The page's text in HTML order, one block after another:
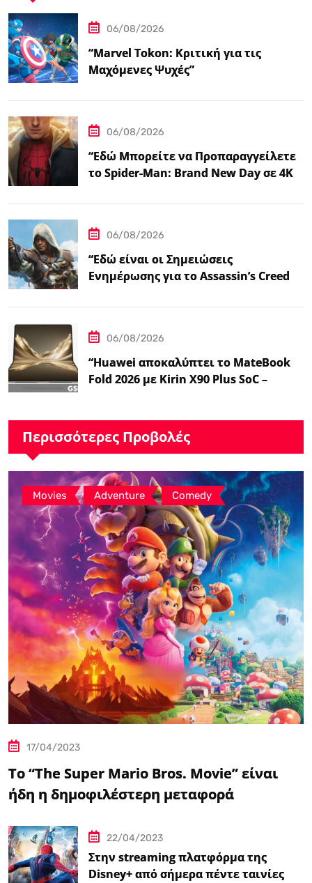
06/08/2026
“Marvel Tokon: Κριτική για τις
Μαχόμενες Ψυχές”
06/08/2026
“Εδώ Μπορείτε να Προπαραγγείλετε
το Spider-Man: Brand New Day σε 4K
06/08/2026
“Εδώ είναι οι Σημειώσεις
Ενημέρωσης για το Assassin’s Creed
06/08/2026
“Huawei αποκαλύπτει το MateBook
Fold 2026 με Kirin X90 Plus SoC –
Περισσότερες Προβολές
Movies , Adventure , Comedy
17/04/2023
Το “The Super Mario Bros. Movie” είναι
ήδη η δημοφιλέστερη μεταφορά
22/04/2023
Στην streaming πλατφόρμα της
Disney+ από σήμερα πέντε ταινίες